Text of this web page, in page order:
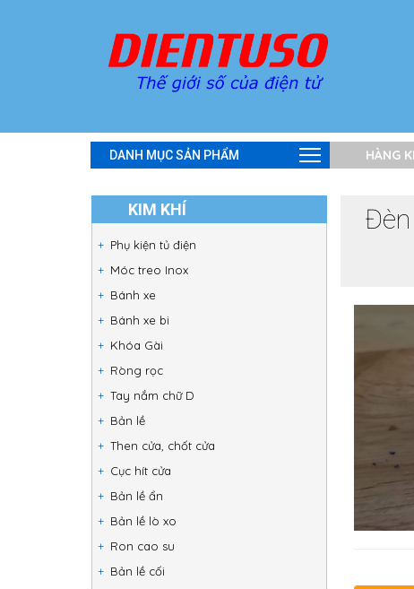
DANH MỤC SẢN PHẨM HÀNG
KIM KHÍ
Phụ kiện tủ điện
Móc treo Inox
Bánh xe
Bánh xe bi
Khóa Gài
Ròng rọc
Tay nắm chữ D
Bản lề
Then cửa, chốt cửa
Cục hít cửa
Bản lề ẩn
Bản lề lò xo
Ron cao su
Bản lề cối